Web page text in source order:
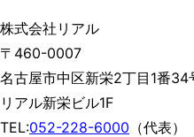
株式会社リアル
〒460-0007
名古屋市中区新栄2丁目1番34
リアル新栄ビル1F
TEL:052-228-6000 （代表）